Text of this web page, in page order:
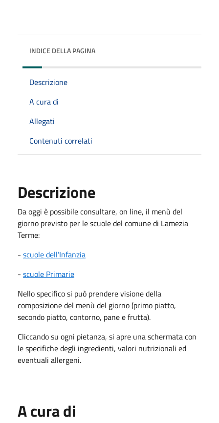
INDICE DELLA PAGINA
Descrizione
A cura di
Allegati
Contenuti correlati
Descrizione
Da oggi è possibile consultare, on line, il menù del
giorno previsto per le scuole del comune di Lamezia
Terme:
- scuole dell’Infanzia
- scuole Primarie
Nello specifico si può prendere visione della
composizione del menù del giorno (primo piatto,
secondo piatto, contorno, pane e frutta).
Cliccando su ogni pietanza, si apre una schermata con
le specifiche degli ingredienti, valori nutrizionali ed
eventuali allergeni.
A cura di